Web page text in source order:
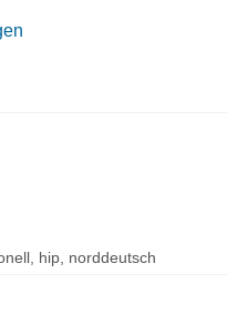
hip, norddeutsch